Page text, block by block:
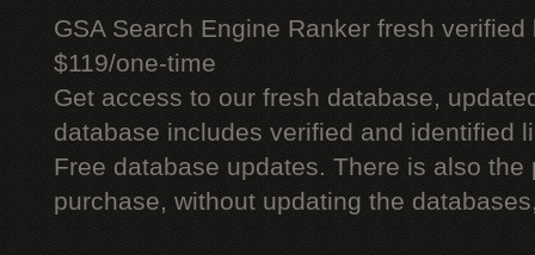
GSA Search Engine Ranker fresh verified
$119/one-time
Get access to our fresh database,
database includes verified and identified
Free database updates. There is also
purchase, without updating the